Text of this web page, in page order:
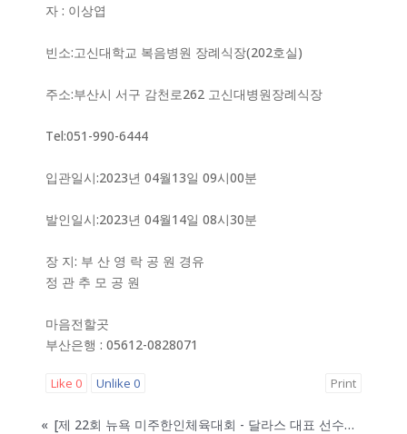
자 : 이상엽
빈소:고신대학교 복음병원 장례식장(202호실)
주소:부산시 서구 감천로262 고신대병원장례식장
Tel:051-990-6444
입관일시:2023년 04월13일 09시00분
발인일시:2023년 04월14일 08시30분
장 지: 부 산 영 락 공 원 경유
정 관 추 모 공 원
마음전할곳
부산은행 : 05612-0828071
Like 0 Unlike 0 Print
«
[제 22회 뉴욕 미주한인체육대회 - 달라스 대표 선수단 후원]